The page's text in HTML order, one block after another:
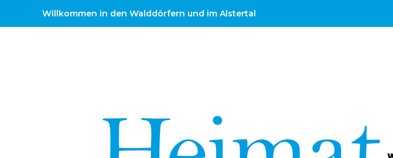
Willkommen in den Walddörfern und im Alstertal